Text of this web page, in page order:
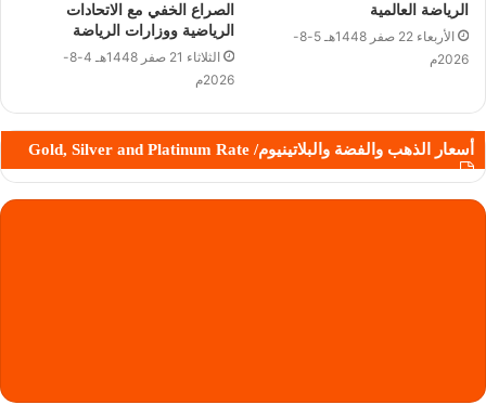
الرياضة العالمية
الأربعاء 22 صفر 1448هـ 5-8-
2026م
الصراع الخفي مع الاتحادات
الرياضية ووزارات الرياضة
الثلاثاء 21 صفر 1448هـ 4-8-
2026م
أسعار الذهب والفضة والبلاتينيوم/ Gold, Silver and Platinum Rate